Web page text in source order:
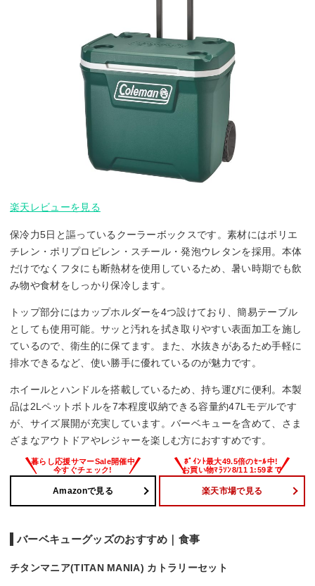
楽天レビューを見る
保冷力5日と謳っているクーラーボックスです。素材にはポリエ
チレン・ポリプロピレン・スチール・発泡ウレタンを採用。本体
だけでなくフタにも断熱材を使用しているため、暑い時期でも飲
み物や食材をしっかり保冷します。
トップ部分にはカップホルダーを4つ設けており、簡易テーブル
としても使用可能。サッと汚れを拭き取りやすい表面加工を施し
ているので、衛生的に保てます。また、水抜きがあるため手軽に
排水できるなど、使い勝手に優れているのが魅力です。
ホイールとハンドルを搭載しているため、持ち運びに便利。本製
品は2Lペットボトルを7本程度収納できる容量約47Lモデルです
が、サイズ展開が充実しています。バーベキューを含めて、さま
ざまなアウトドアやレジャーを楽しむ方におすすめです。
Amazonで見る 楽天市場で見る
バーベキューグッズのおすすめ｜食事
チタンマニア(TITAN MANIA) カトラリーセット